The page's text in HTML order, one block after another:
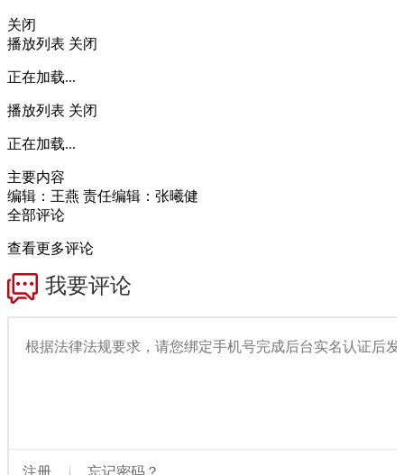
关闭
播放列表 关闭
正在加载...
播放列表 关闭
正在加载...
主要内容
编辑：王燕 责任编辑：张曦健
全部评论
查看更多评论